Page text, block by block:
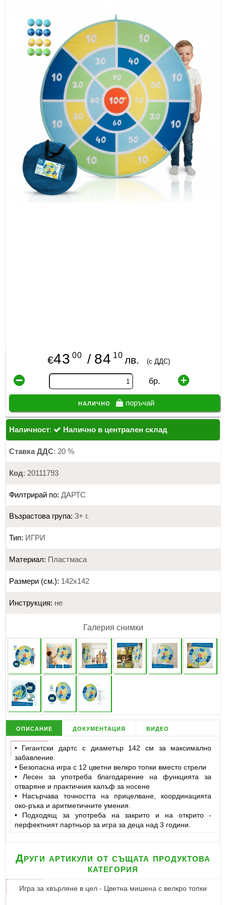
ИЗКУСТВА
МЕБЕЛИ И ОБОРУДВАНЕ
КАНЦЕЛАРСКИ МАТЕРИАЛИ
КНИГИ И УЧЕБНИЦИ
БДП
НОВИ
ПРОМОЦИИ
€43 00 / 84 10 лв. (с ДДС)
бр.
налично поръчай
Наличност: Налично в централен склад
Ставка ДДС: 20 %
Код: 20111793
Филтрирай по: ДАРТС
Възрастова група: 3+ г.
Тип: ИГРИ
Материал: Пластмаса
Размери (см.): 142х142
Инструкция: не
Галерия снимки
описание документация видео
• Гигантски дартс с диаметър 142 см за максимално
забавление.
• Безопасна игра с 12 цветни велкро топки вместо стрели
• Лесен за употреба благодарение на функцията за
отваряне и практичния калъф за носене
• Насърчава точността на прицелване, координацията
око-ръка и аритметичните умения.
• Подходящ за употреба на закрито и на открито -
перфектният партньор за игра за деца над 3 години.
Други артикули от същата продуктова
категория
Игра за хвърляне в цел - Цветна мишена с велкро топки